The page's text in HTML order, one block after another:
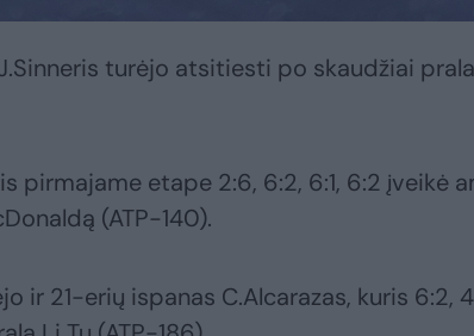
turėjo atsitiesti po skaudžiai
pirmajame etape 2:6, 6:2, 6:1, 6:2 įveikė
(ATP-140).
ir 21-erių ispanas C.Alcarazas, kuris 6:2,